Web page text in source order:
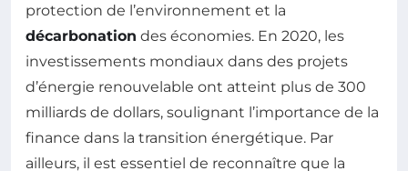
protection de l’environnement et la
décarbonation des économies. En 2020, les
investissements mondiaux dans des projets
d’énergie renouvelable ont atteint plus de 300
milliards de dollars, soulignant l’importance de la
finance dans la transition énergétique. Par
ailleurs, il est essentiel de reconnaître que la